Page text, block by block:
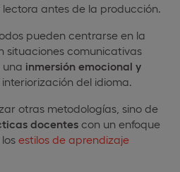
antes de la producción.
pueden centrarse en la
situaciones comunicativas
una inmersión emocional y
del idioma.
otras metodologías, sino de
docentes con un enfoque
estilos de aprendizaje